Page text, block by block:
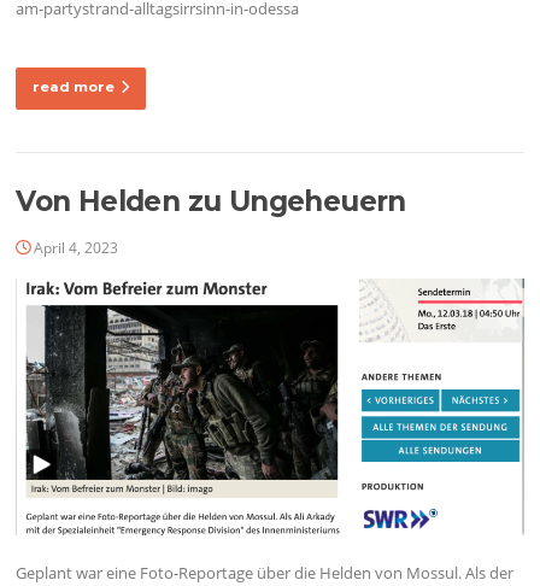
am-partystrand-alltagsirrsinn-in-odessa
read more
Von Helden zu Ungeheuern
April 4, 2023
Geplant war eine Foto-Reportage über die Helden von Mossul. Als der